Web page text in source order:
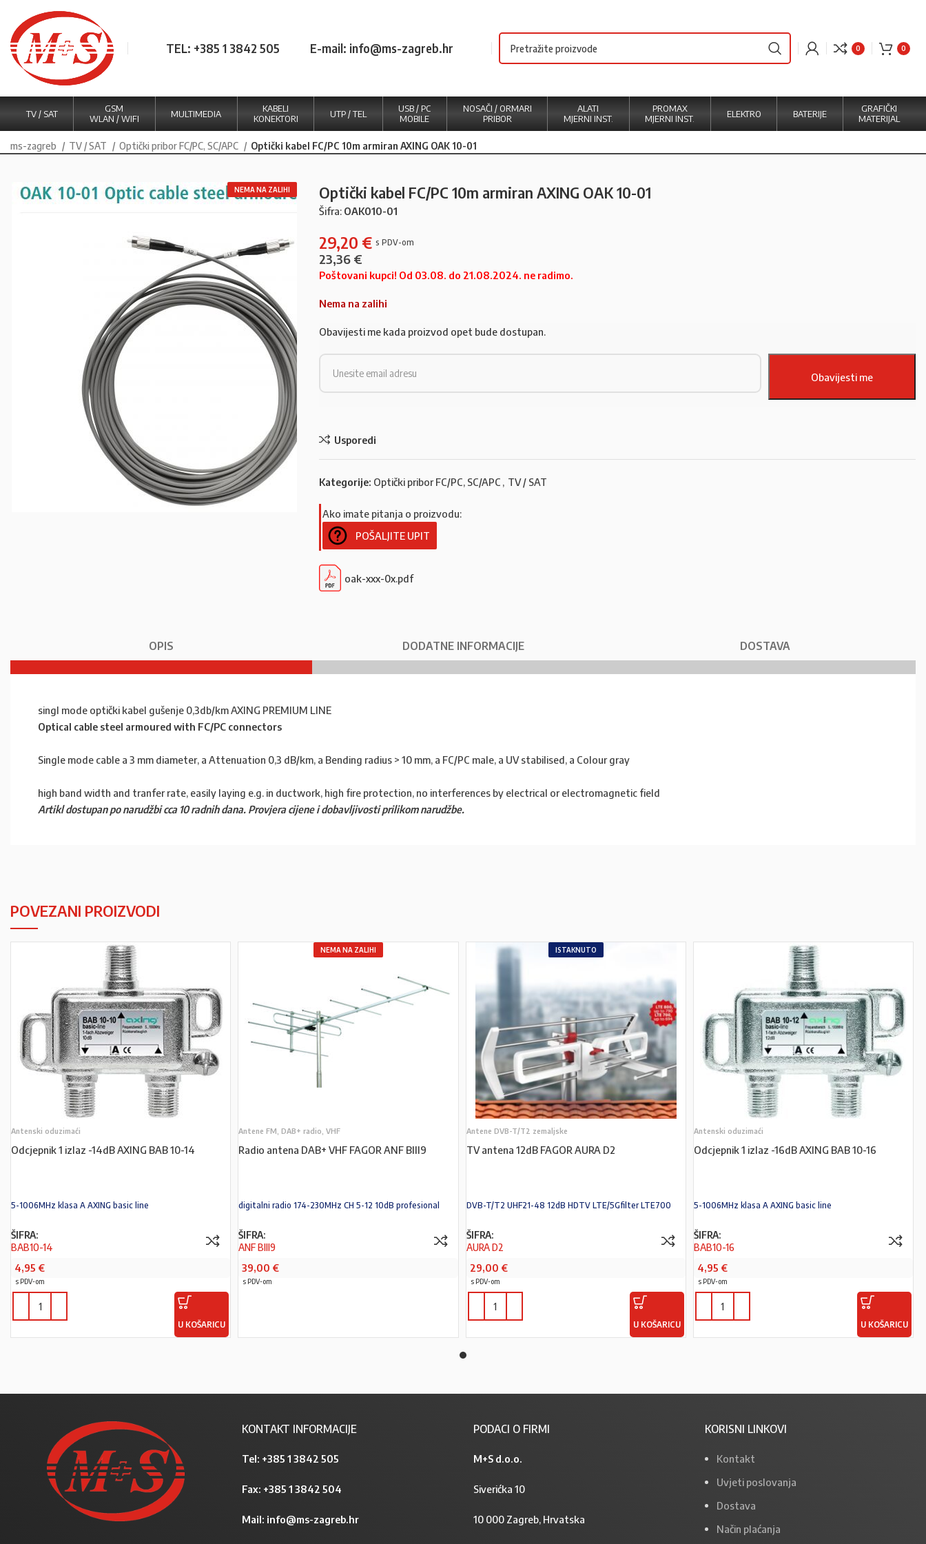
TEL: +385 1 3842 505 E-mail: info@ms-zagreb.hr 0 0
TV / SAT
GSM
WLAN / WIFI
MULTIMEDIA
KABELI
KONEKTORI
UTP / TEL
USB / PC
MOBILE
NOSAČI / ORMARI
PRIBOR
ALATI
MJERNI INST.
PROMAX
MJERNI INST.
ELEKTRO BATERIJE
GRAFIČKI
MATERIJAL
ms-zagreb TV / SAT Optički pribor FC/PC, SC/APC Optički kabel FC/PC 10m armiran AXING OAK 10-01
NEMA NA ZALIHI Optički kabel FC/PC 10m armiran AXING OAK 10-01
Šifra: OAK010-01
29,20 €
23,36 €
Poštovani kupci! Od 03.08. do 21.08.2024. ne radimo.
Nema na zalihi
Obavijesti me kada proizvod opet bude dostupan.
Usporedi
Kategorije: Optički pribor FC/PC, SC/APC , TV / SAT
Ako imate pitanja o proizvodu:
POŠALJITE UPIT
oak-xxx-0x.pdf
OPIS DODATNE INFORMACIJE DOSTAVA
singl mode optički kabel gušenje 0,3db/km AXING PREMIUM LINE
Optical cable steel armoured with FC/PC connectors
Single mode cable a 3 mm diameter, a Attenuation 0,3 dB/km, a Bending radius > 10 mm, a FC/PC male, a UV stabilised, a Colour gray
high band width and tranfer rate, easily laying e.g. in ductwork, high fire protection, no interferences by electrical or electromagnetic field
Artikl dostupan po narudžbi cca 10 radnih dana. Provjera cijene i dobavljivosti prilikom narudžbe.
POVEZANI PROIZVODI
Antenski oduzimaći
Odcjepnik 1 izlaz -14dB AXING BAB 10-14
5-1006MHz klasa A AXING basic line
ŠIFRA:
BAB10-14
4,95 €
s PDV-om
U KOŠARICU
NEMA NA ZALIHI
Antene FM, DAB+ radio, VHF
Radio antena DAB+ VHF FAGOR ANF BIII9
digitalni radio 174-230MHz CH 5-12 10dB profesional
ŠIFRA:
ANF BIII9
39,00 €
s PDV-om
ISTAKNUTO
Antene DVB-T/T2 zemaljske
TV antena 12dB FAGOR AURA D2
DVB-T/T2 UHF21-48 12dB HDTV LTE/5Gfilter LTE700
ŠIFRA:
AURA D2
29,00 €
s PDV-om
U KOŠARICU
Antenski oduzimaći
Odcjepnik 1 izlaz -16dB AXING BAB 10-16
5-1006MHz klasa A AXING basic line
ŠIFRA:
BAB10-16
4,95 €
s PDV-om
U KOŠARICU
KONTAKT INFORMACIJE
Tel: +385 1 3842 505
Fax: +385 1 3842 504
Mail: info@ms-zagreb.hr
PODACI O FIRMI
M+S d.o.o.
Siverićka 10
10 000 Zagreb, Hrvatska
KORISNI LINKOVI
Kontakt
Uvjeti poslovanja
Dostava
Način plaćanja